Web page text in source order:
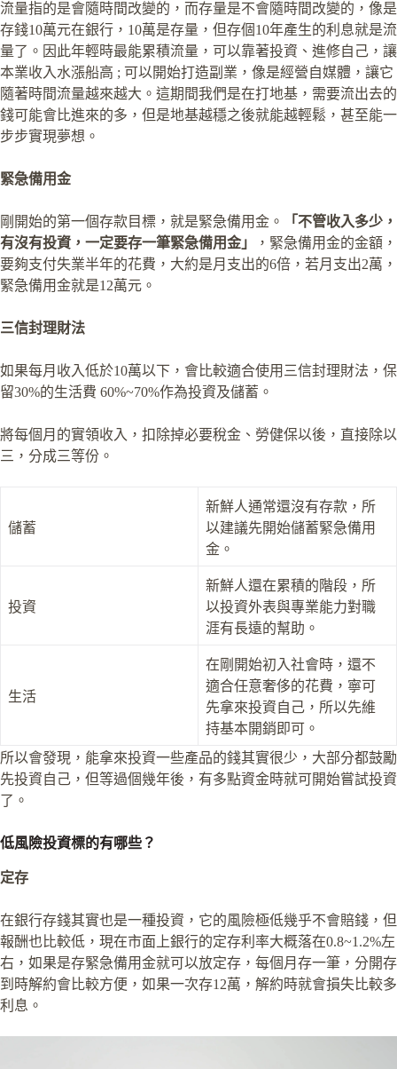
流量指的是會隨時間改變的，而存量是不會隨時間改變的，像是
存錢10萬元在銀行，10萬是存量，但存個10年產生的利息就是流
量了。因此年輕時最能累積流量，可以靠著投資、進修自己，讓
本業收入水漲船高 ; 可以開始打造副業，像是經營自媒體，讓它
隨著時間流量越來越大。這期間我們是在打地基，需要流出去的
錢可能會比進來的多，但是地基越穩之後就能越輕鬆，甚至能一
步步實現夢想。
緊急備用金
剛開始的第一個存款目標，就是緊急備用金。
「不管收入多少，
有沒有投資，一定要存一筆緊急備用金」
，緊急備用金的金額，
要夠支付失業半年的花費，大約是月支出的6倍，若月支出2萬，
緊急備用金就是12萬元。
三信封理財法
如果每月收入低於10萬以下，會比較適合使用三信封理財法，保
留30%的生活費 60%~70%作為投資及儲蓄。
將每個月的實領收入，扣除掉必要稅金、勞健保以後，直接除以
三，分成三等份。
儲蓄
新鮮人通常還沒有存款，所
以建議先開始儲蓄緊急備用
金。
投資
新鮮人還在累積的階段，所
以投資外表與專業能力對職
涯有長遠的幫助。
生活
在剛開始初入社會時，還不
適合任意奢侈的花費，寧可
先拿來投資自己，所以先維
持基本開銷即可。
所以會發現，能拿來投資一些產品的錢其實很少，大部分都鼓勵
先投資自己，但等過個幾年後，有多點資金時就可開始嘗試投資
了。
低風險投資標的有哪些？
定存
在銀行存錢其實也是一種投資，它的風險極低幾乎不會賠錢，但
報酬也比較低，現在市面上銀行的定存利率大概落在0.8~1.2%左
右，如果是存緊急備用金就可以放定存，每個月存一筆，分開存
到時解約會比較方便，如果一次存12萬，解約時就會損失比較多
利息。